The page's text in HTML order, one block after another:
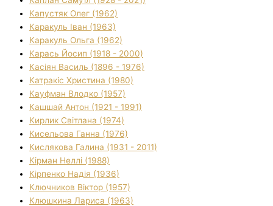
Капустяк Олег (1962)
Каракуль Іван (1963)
Каракуль Ольга (1962)
Карась Йосип (1918 - 2000)
Касіян Василь (1896 - 1976)
Катракіс Христина (1980)
Кауфман Влодко (1957)
Кашшай Антон (1921 - 1991)
Кирлик Світлана (1974)
Кисельова Ганна (1976)
Кислякова Галина (1931 - 2011)
Кірман Неллі (1988)
Кірпенко Надія (1936)
Ключников Віктор (1957)
Клюшкина Лариса (1963)